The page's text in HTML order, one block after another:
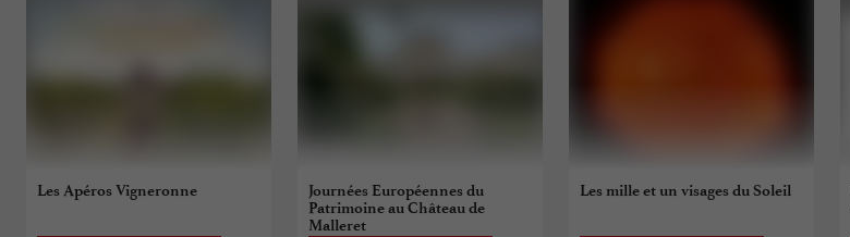
Les Apéros Vigneronne
Journées Européennes du
Patrimoine au Château de
Malleret
Les mille et un visages du Soleil